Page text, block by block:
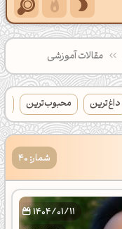
مقالات آموزشی
داغ‌ترین محبوب‌ترین
شمار: 40
1404/01/11